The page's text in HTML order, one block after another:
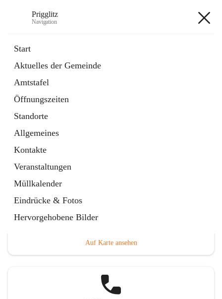
Prigglitz
Navigation
Start
Aktuelles der Gemeinde
Amtstafel
Öffnungszeiten
Standorte
Allgemeines
Kontakte
Veranstaltungen
Müllkalender
Eindrücke & Fotos
Hervorgehobene Bilder
Externe Webseite
in
Tab
Gemeindezeitung
Ordner
öffnet
in
neuem
Tab
Hauptadresse
Auf Karte ansehen